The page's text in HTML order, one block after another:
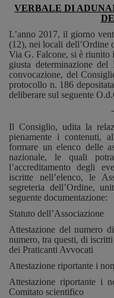
VERBALE DI
L’anno 2017, il giorno
(12), nei locali dell’Ordine
Via G. Falcone, si è
giusta determinazione
convocazione, del
protocollo n. 186
deliberare sul seguente
Il Consiglio, udita la
pienamente i contenuti,
formare un elenco delle
nazionale, le quali
l’accreditamento degli
iscritte nell’elenco, le
segreteria dell’Ordine,
seguente documentazione:
Statuto dell’Associazione
Attestazione del numero
numero, tra questi, di
dei Praticanti Avvocati
Attestazione riportante i
Attestazione riportante i
Comitato scientifico